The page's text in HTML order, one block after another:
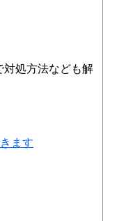
対処方法なども解
ます